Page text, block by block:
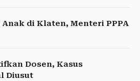
Anak di Klaten, Menteri PPPA
Dosen, Kasus
Diusut